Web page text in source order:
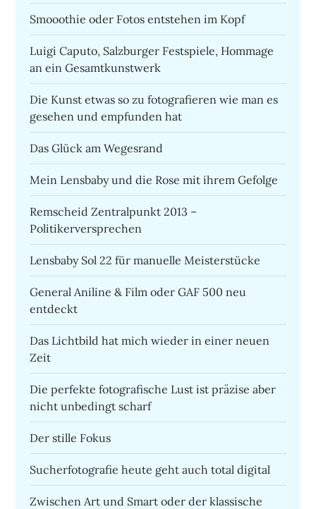
Smooothie oder Fotos entstehen im Kopf
Luigi Caputo, Salzburger Festspiele, Hommage
an ein Gesamtkunstwerk
Die Kunst etwas so zu fotografieren wie man es
gesehen und empfunden hat
Das Glück am Wegesrand
Mein Lensbaby und die Rose mit ihrem Gefolge
Remscheid Zentralpunkt 2013 –
Politikerversprechen
Lensbaby Sol 22 für manuelle Meisterstücke
General Aniline & Film oder GAF 500 neu
entdeckt
Das Lichtbild hat mich wieder in einer neuen
Zeit
Die perfekte fotografische Lust ist präzise aber
nicht unbedingt scharf
Der stille Fokus
Sucherfotografie heute geht auch total digital
Zwischen Art und Smart oder der klassische